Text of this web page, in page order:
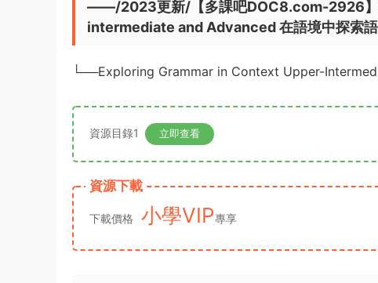
——/2023更新/【多課吧DOC8.com-2926
intermediate and Advanced 在語境中探索
└──Exploring Grammar in Context Upper-
資源目錄1 立即查看
資源下載
下載價格 小學VIP專享